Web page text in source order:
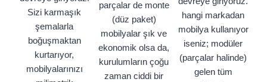
Sizi karmaşık
şemalarla
boğuşmaktan
kurtarıyor,
mobilyalarınızı
parçalar de monte
(düz paket)
mobilyalar şık ve
ekonomik olsa da,
kurulumların çoğu
zaman ciddi bir
hangi markadan
mobilya kullanıyor
iseniz; modüler
(parçalar halinde)
gelen tüm